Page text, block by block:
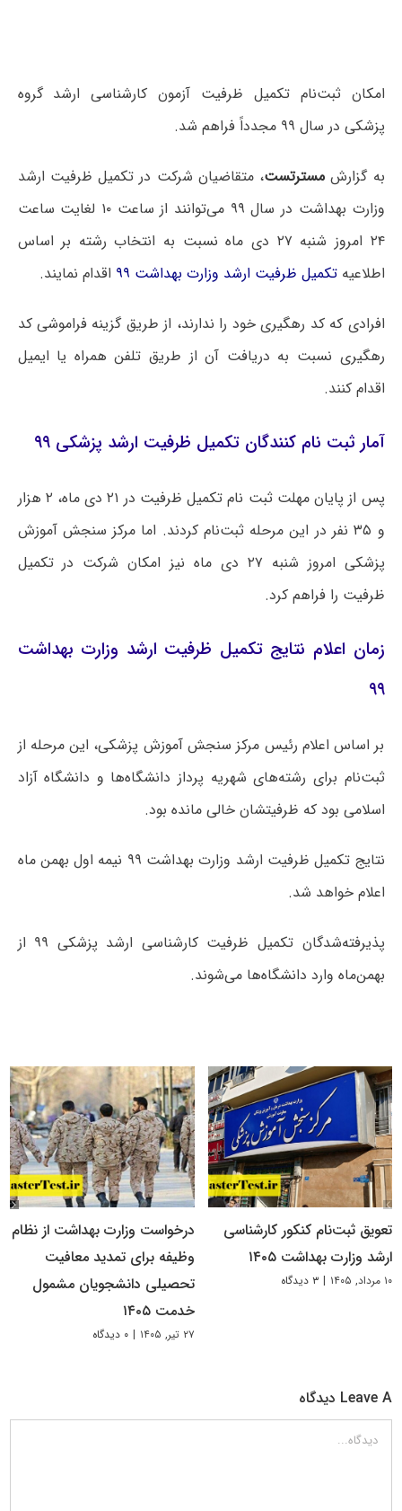
امکان ثبت‌نام تکمیل ظرفیت آزمون کارشناسی ارشد گروه
پزشکی در سال ۹۹ مجدداً فراهم شد.
به گزارش مسترتست، متقاضیان شرکت در تکمیل ظرفیت ارشد
وزارت بهداشت در سال ۹۹ می‌توانند
از ساعت ۱۰ لغایت ساعت
۲۴ امروز شنبه ۲۷ دی ماه
نسبت به انتخاب رشته بر اساس
اطلاعیهتکمیل ظرفیت ارشد وزارت بهداشت ۹۹ اقدام نمایند.
افرادی که کد رھگیری خود را ندارند، از طریق گزینه فراموشی کد
رھگیری نسبت به دریافت آن از طریق تلفن ھمراه یا ایمیل
اقدام کنند.
آمار ثبت نام کنندگان تکمیل ظرفیت ارشد پزشکی ۹۹
پس از پایان مهلت ثبت نام تکمیل ظرفیت در ۲۱ دی ماه، ۲ هزار
و ۳۵ نفر در این مرحله ثبت‌نام کردند. اما مرکز سنجش آموزش
پزشکی امروز شنبه ۲۷ دی ماه نیز امکان شرکت در تکمیل
ظرفیت را فراهم کرد.
زمان اعلام نتایج تکمیل ظرفیت ارشد وزارت بهداشت
۹۹
بر اساس اعلام رئیس مرکز سنجش آموزش پزشکی، این مرحله از
ثبت‌نام برای رشته‌های شهریه پرداز دانشگاه‌ها و دانشگاه آزاد
اسلامی بود که ظرفیتشان خالی مانده بود.
نتایج تکمیل ظرفیت ارشد وزارت بهداشت ۹۹ نیمه اول بھمن ماه
اعلام خواھد شد.
پذیرفته‌شدگان تکمیل ظرفیت کارشناسی ارشد پزشکی ۹۹
از
بهمن‌ماه وارد دانشگاه‌ها می‌شوند.
تعویق ثبت‌نام کنکور کارشناسی
ارشد وزارت بهداشت ۱۴۰۵
۱۰ مرداد, ۱۴۰۵ | ۳ دیدگاه
درخواست وزارت بهداشت از نظام
وظیفه برای تمدید معافیت
تحصیلی دانشجویان مشمول
خدمت ۱۴۰۵
۲۷ تیر, ۱۴۰۵ | ۰ دیدگاه
Leave A دیدگاه
دیدگاه